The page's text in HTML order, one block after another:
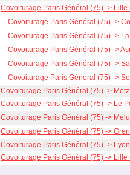
Covoiturage Paris Général (75) -> Lille
Covoiturage Paris Général (75) ->
Covoiturage Paris Général (75) ->
Covoiturage Paris Général (75) ->
Covoiturage Paris Général (75) ->
Covoiturage Paris Général (75) ->
Covoiturage Paris Général (75) ->
Covoiturage Paris Général (75) -> Le
Covoiturage Paris Général (75) ->
Covoiturage Paris Général (75) ->
Covoiturage Paris Général (75) ->
Covoiturage Paris Général (75) -> Lille